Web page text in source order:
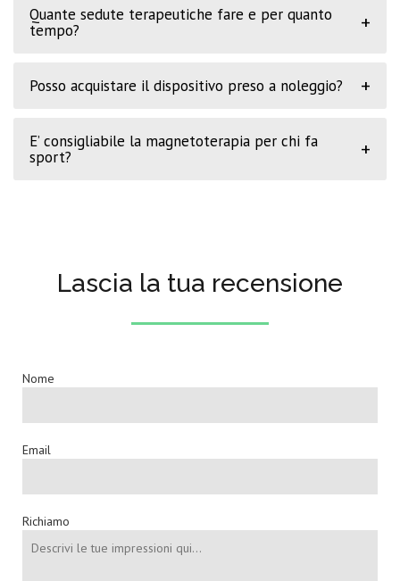
Quante sedute terapeutiche fare e per quanto
tempo?
+
Posso acquistare il dispositivo preso a noleggio? +
E’ consigliabile la magnetoterapia per chi fa
sport?
+
Lascia la tua recensione
Nome
Email
Richiamo